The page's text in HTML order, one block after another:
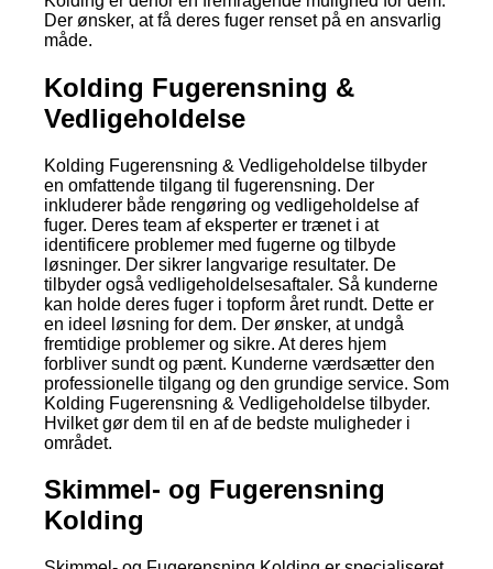
Der ønsker, at få deres fuger renset på en ansvarlig
måde.
Kolding Fugerensning &
Vedligeholdelse
Kolding Fugerensning & Vedligeholdelse tilbyder
en omfattende tilgang til fugerensning. Der
inkluderer både rengøring og vedligeholdelse af
fuger. Deres team af eksperter er trænet i at
identificere problemer med fugerne og tilbyde
løsninger. Der sikrer langvarige resultater. De
tilbyder også vedligeholdelsesaftaler. Så kunderne
kan holde deres fuger i topform året rundt. Dette er
en ideel løsning for dem. Der ønsker, at undgå
fremtidige problemer og sikre. At deres hjem
forbliver sundt og pænt. Kunderne værdsætter den
professionelle tilgang og den grundige service. Som
Kolding Fugerensning & Vedligeholdelse tilbyder.
Hvilket gør dem til en af de bedste muligheder i
området.
Skimmel- og Fugerensning
Kolding